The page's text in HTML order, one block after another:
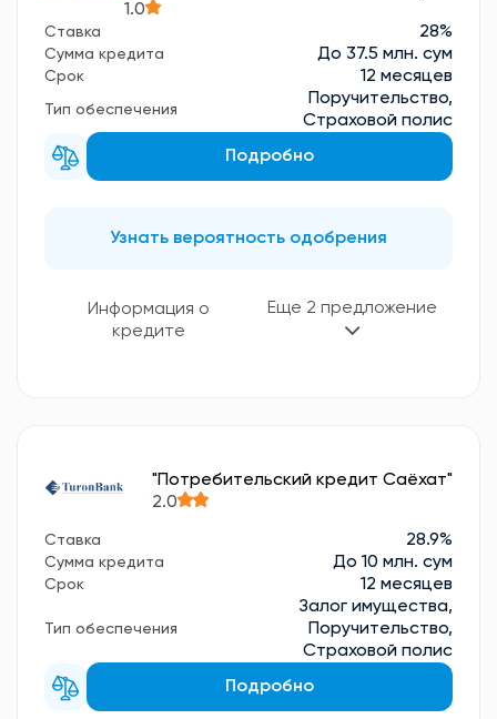
1.0
Ставка 28%
Сумма кредита До 37.5 млн. сум
Срок 12 месяцев
Тип обеспечения
Поручительство,
Страховой полис
Подробно
Узнать вероятность одобрения
Информация о
кредите
Еще 2 предложение
"Потребительский кредит Саёхат"
2.0
Ставка 28.9%
Сумма кредита До 10 млн. сум
Срок 12 месяцев
Тип обеспечения
Залог имущества,
Поручительство,
Страховой полис
Подробно